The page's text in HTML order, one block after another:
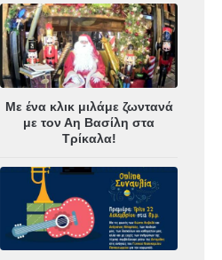
Με ένα κλικ μιλάμε ζωντανά
με τον Αη Βασίλη στα
Τρίκαλα!